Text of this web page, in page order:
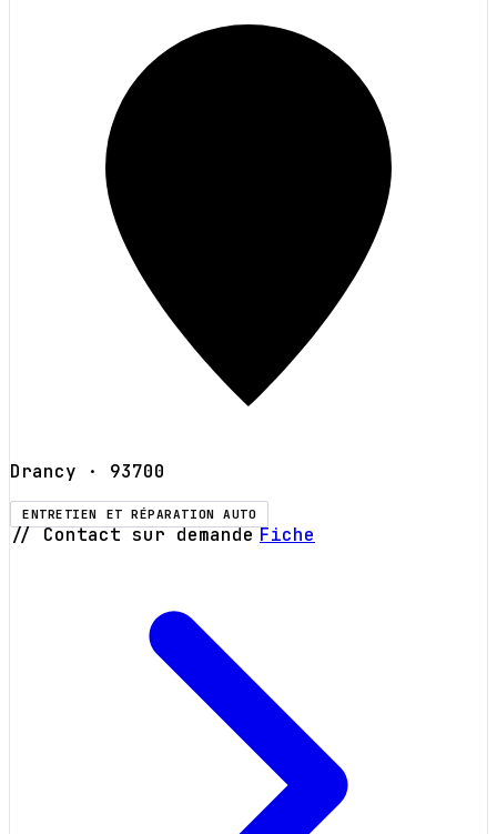
Drancy · 93700
ENTRETIEN ET RÉPARATION AUTO
// Contact sur demande Fiche